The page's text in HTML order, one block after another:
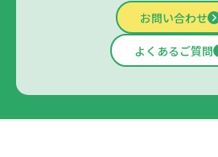
お問い合わせ
よくあるご質問